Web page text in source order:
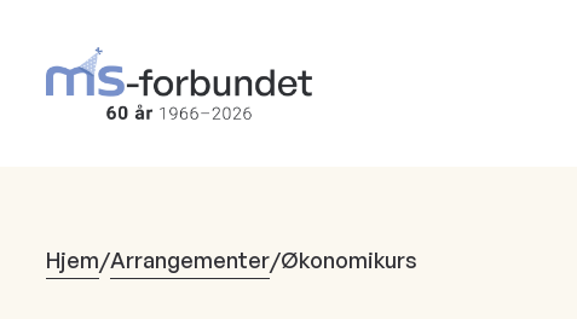
hovedinnhold
Hjem/Arrangementer/Økonomikurs